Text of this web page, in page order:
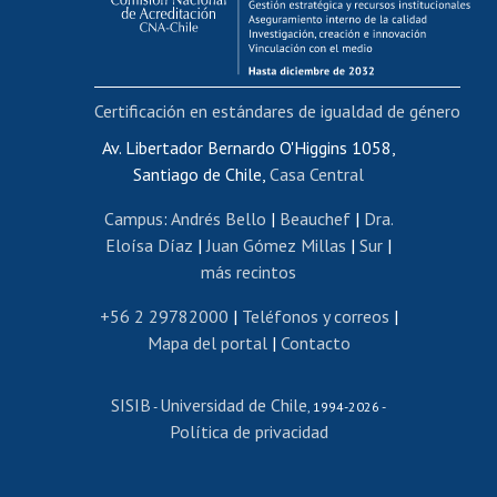
Funcionarias/os
Cursos internos de capacitación
Bienestar del personal
Portal de movilidad interna
Certificado de renta
Certificado de renta honorarios
Editar páginas blancas
Extranjeras/os
Revalidación y reconocimiento de títulos
Postulación al Programa de Movilidad Estudiantil
Cursos de español
Av. Libertador Bernardo O'Higgins 1058,
Santiago de Chile, Casa Central
Campus: Andrés Bello | Beauchef| Dra.
Eloísa Díaz |Juan Gómez Millas | Sur |
más recintos
+56 2 29782000 | Teléfonos y correos |
Mapa del portal| Contacto
SISIB - Universidad de Chile, 1994-2026 -
Política de privacidad
Certificación en estándares de igualdad de género